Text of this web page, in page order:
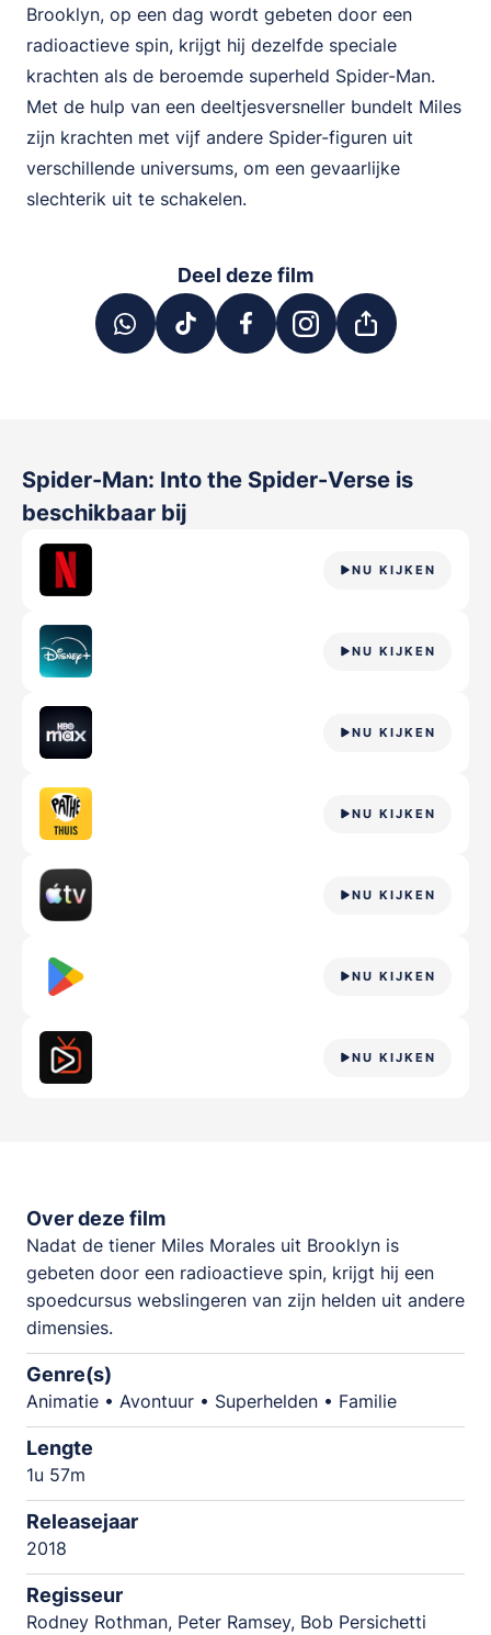
Brooklyn, op een dag wordt gebeten door een
radioactieve spin, krijgt hij dezelfde speciale
krachten als de beroemde superheld Spider-Man.
Met de hulp van een deeltjesversneller bundelt Miles
zijn krachten met vijf andere Spider-figuren uit
verschillende universums, om een gevaarlijke
slechterik uit te schakelen.
Deel deze film
Spider-Man: Into the Spider-Verse is
beschikbaar bij
NU KIJKEN
NU KIJKEN
NU KIJKEN
NU KIJKEN
NU KIJKEN
NU KIJKEN
NU KIJKEN
Over deze film
Nadat de tiener Miles Morales uit Brooklyn is
gebeten door een radioactieve spin, krijgt hij een
spoedcursus webslingeren van zijn helden uit andere
dimensies.
Genre(s)
Animatie • Avontuur • Superhelden • Familie
Lengte
1u 57m
Releasejaar
2018
Regisseur
Rodney Rothman, Peter Ramsey, Bob Persichetti